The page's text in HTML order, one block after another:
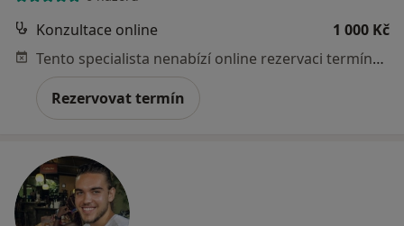
Konzultace online
1 000 Kč
Tento specialista nenabízí online rezervaci termínu na této adrese.
Rezervovat termín